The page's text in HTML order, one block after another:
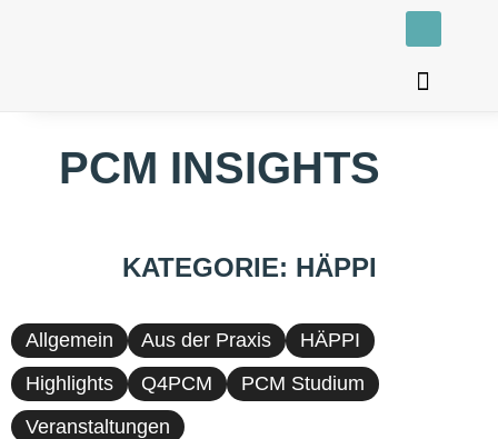
PCM INSIGHTS
KATEGORIE: HÄPPI
Allgemein Aus der Praxis
HÄPPI
Highlights
Q4PCM
PCM Studium
Veranstaltungen